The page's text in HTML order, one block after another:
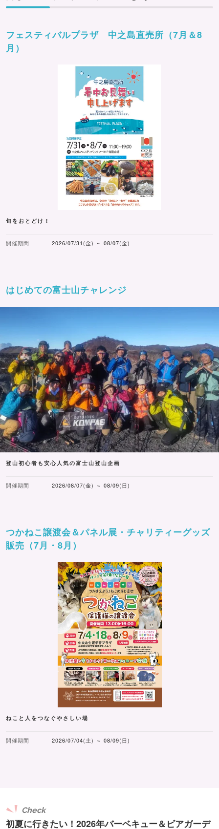
フェスティバルプラザ 中之島直売所（7月＆8
月）
旬をおとどけ！
開催期間 2026/07/31(金) ～ 08/07(金)
はじめての富士山チャレンジ
登山初心者も安心人気の富士山登山企画
開催期間 2026/08/07(金) ～ 08/09(日)
つかねこ譲渡会＆パネル展・チャリティーグッズ
販売（7月・8月）
ねこと人をつなぐやさしい場
開催期間 2026/07/04(土) ～ 08/09(日)
初夏に行きたい！2026年バーベキュー＆ビアガーデ
Check